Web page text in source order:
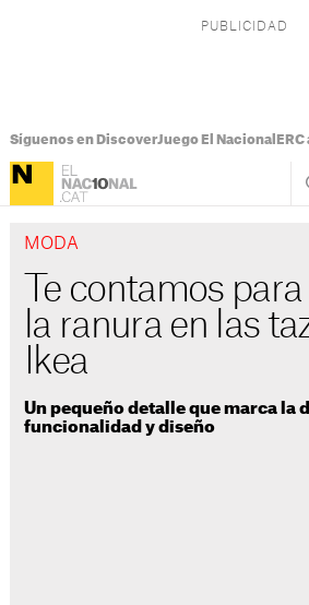
Síguenos en DiscoverJuego El Nacional
MODA
Te contamos
la ranura en las
Ikea
Un pequeño detalle que marca la
funcionalidad y diseño